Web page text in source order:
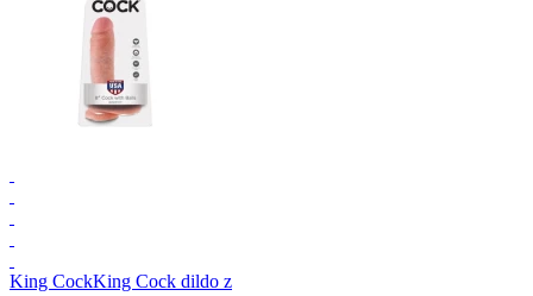
King CockKing Cock dildo z